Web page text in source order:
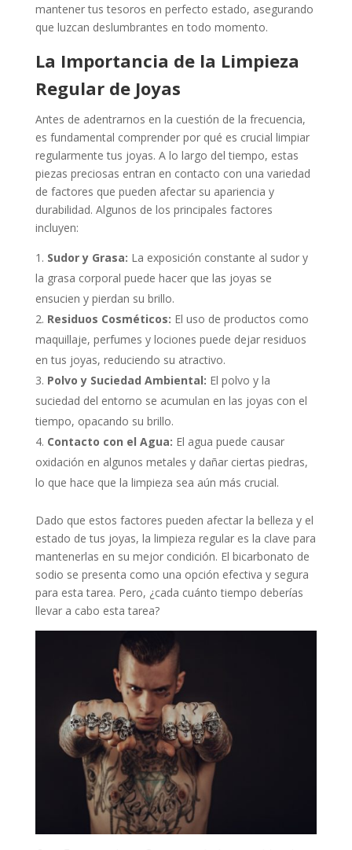
mantener tus tesoros en perfecto estado, asegurando
que luzcan deslumbrantes en todo momento.
La Importancia de la Limpieza
Regular de Joyas
Antes de adentrarnos en la cuestión de la frecuencia,
es fundamental comprender por qué es crucial limpiar
regularmente tus joyas. A lo largo del tiempo, estas
piezas preciosas entran en contacto con una variedad
de factores que pueden afectar su apariencia y
durabilidad. Algunos de los principales factores
incluyen:
Sudor y Grasa: La exposición constante al sudor y
la grasa corporal puede hacer que las joyas se
ensucien y pierdan su brillo.
Residuos Cosméticos: El uso de productos como
maquillaje, perfumes y lociones puede dejar residuos
en tus joyas, reduciendo su atractivo.
Polvo y Suciedad Ambiental: El polvo y la
suciedad del entorno se acumulan en las joyas con el
tiempo, opacando su brillo.
Contacto con el Agua: El agua puede causar
oxidación en algunos metales y dañar ciertas piedras,
lo que hace que la limpieza sea aún más crucial.
Dado que estos factores pueden afectar la belleza y el
estado de tus joyas, la limpieza regular es la clave para
mantenerlas en su mejor condición. El bicarbonato de
sodio se presenta como una opción efectiva y segura
para esta tarea. Pero, ¿cada cuánto tiempo deberías
llevar a cabo esta tarea?